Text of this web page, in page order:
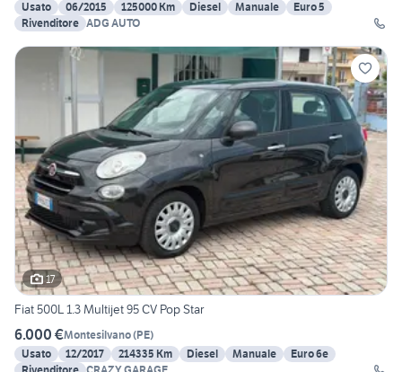
Usato
06/2015 125000 Km Diesel Manuale
Euro 5
Rivenditore ADG AUTO
17
Fiat 500L 1.3 Multijet 95 CV Pop Star
6.000 €Montesilvano(PE)
Usato
12/2017 214335 Km Diesel Manuale
Euro 6e